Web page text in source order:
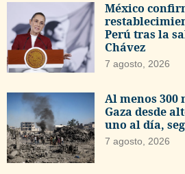
México
Perú tras la
Chávez
7 agosto, 2026
Al menos 300
Gaza desde
uno al día,
7 agosto, 2026